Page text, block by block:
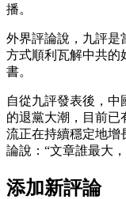
播。
外界評論說，九評是
方式順利瓦解中共的
書。
自從九評發表後，中
的退黨大潮，目前已
流正在持續穩定地增
論說：“文章誰最大，
添加新評論